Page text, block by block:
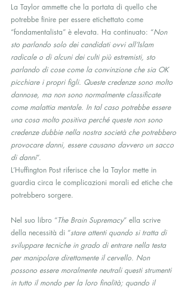
La Taylor ammette che la portata di quello che
potrebbe finire per essere etichettato come
“fondamentalista” è elevata. Ha continuato: “Non
sto parlando solo dei candidati ovvi all’Islam
radicale o di alcuni dei culti più estremisti, sto
parlando di cose come la convinzione che sia OK
picchiare i propri figli. Queste credenze sono molto
dannose, ma non sono normalmente classificate
come malattia mentale. In tal caso potrebbe essere
una cosa molto positiva perché queste non sono
credenze dubbie nella nostra società che potrebbero
provocare danni, essere causano davvero un sacco
di danni“.
L’Huffington Post riferisce che la Taylor mette in
guardia circa le complicazioni morali ed etiche che
potrebbero sorgere.
Nel suo libro “The Brain Supremacy” ella scrive
della necessità di “stare attenti quando si tratta di
sviluppare tecniche in grado di entrare nella testa
per manipolare direttamente il cervello. Non
possono essere moralmente neutrali questi strumenti
in tutto il mondo per la loro finalità; quando il